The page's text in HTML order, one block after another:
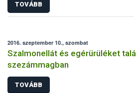
TOVÁBB
2016. szeptember 10., szombat
Szalmonellát és egérürüléket
szezámmagban
TOVÁBB